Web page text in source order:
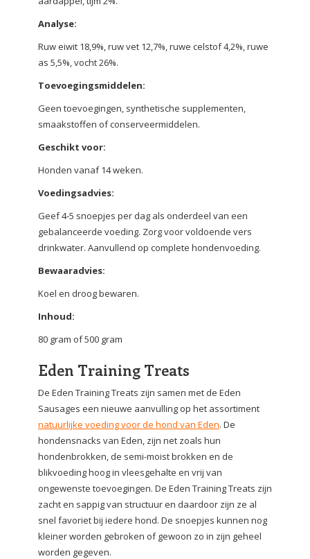
Analyse:
Ruw eiwit 18,9%, ruw vet 12,7%, ruwe celstof 4,2%, ruwe
as 5,5%, vocht 26%.
Toevoegingsmiddelen:
Geen toevoegingen, synthetische supplementen,
smaakstoffen of conserveermiddelen.
Geschikt voor:
Honden vanaf 14 weken.
Voedingsadvies:
Geef 4-5 snoepjes per dag als onderdeel van een
gebalanceerde voeding. Zorg voor voldoende vers
drinkwater. Aanvullend op complete hondenvoeding.
Bewaaradvies:
Koel en droog bewaren.
Inhoud:
80 gram of 500 gram
Eden Training Treats
De Eden Training Treats zijn samen met de Eden
Sausages een nieuwe aanvulling op het assortiment
natuurlijke voeding voor de hond van Eden. De
hondensnacks van Eden, zijn net zoals hun
hondenbrokken, de semi-moist brokken en de
blikvoeding hoog in vleesgehalte en vrij van
ongewenste toevoegingen. De Eden Training Treats zijn
zacht en sappig van structuur en daardoor zijn ze al
snel favoriet bij iedere hond. De snoepjes kunnen nog
kleiner worden gebroken of gewoon zo in zijn geheel
worden gegeven.